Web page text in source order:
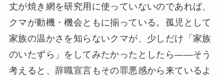
丈が焼き網を研究用に使っていないのであれば、
クマが動機・機会ともに揃っている。孤児として
家族の温かさを知らないクマが、少しだけ「家族
のいたずら」をしてみたかったとしたら——そう
考えると、辞職宣言もその罪悪感から来ているよ